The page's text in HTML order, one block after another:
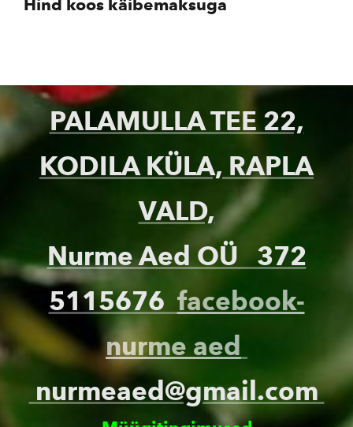
Hind koos käibemaksuga
PALAMULLA TEE 22,
KODILA KÜLA, RAPLA
VALD,
Nurme Aed OÜ372
5115676 facebook-
nurme aed
nurmeaed@gmail.com